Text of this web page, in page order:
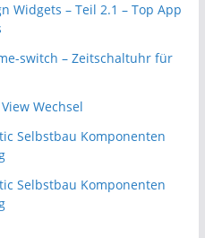
Widgets – Teil 2.1 – Top App
switch – Zeitschaltuhr für
Wechsel
Selbstbau Komponenten
Selbstbau Komponenten